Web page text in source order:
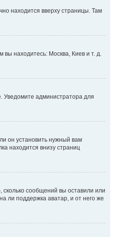
находится вверху страницы. Там
находитесь: Москва, Киев и т. д.
Уведомите администратора для
он установить нужный вам
находится внизу страниц
сколько сообщений вы оставили или
ли поддержка аватар, и от него же